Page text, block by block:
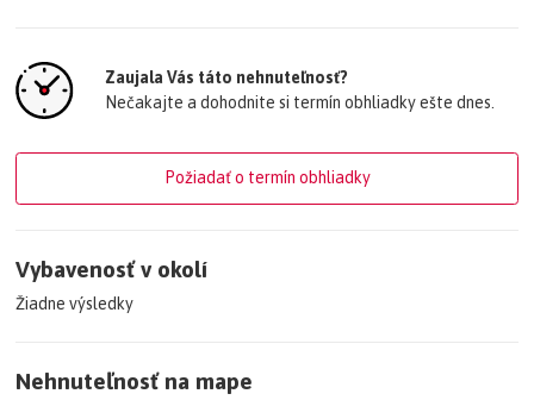
Odpadové vody: Na pozemku - Kanalizácia
Na pozemku
Zaujala Vás táto nehnuteľnosť?
Nečakajte a dohodnite si termín obhliadky ešte dnes.
Požiadať o termín obhliadky
Vybavenosť v okolí
Žiadne výsledky
Nehnuteľnosť na mape